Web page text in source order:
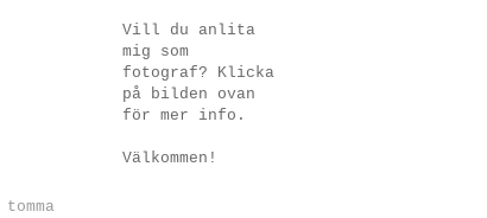
tomma
Vill du anlita
mig som
fotograf? Klicka
på bilden ovan
för mer info.
Välkommen!